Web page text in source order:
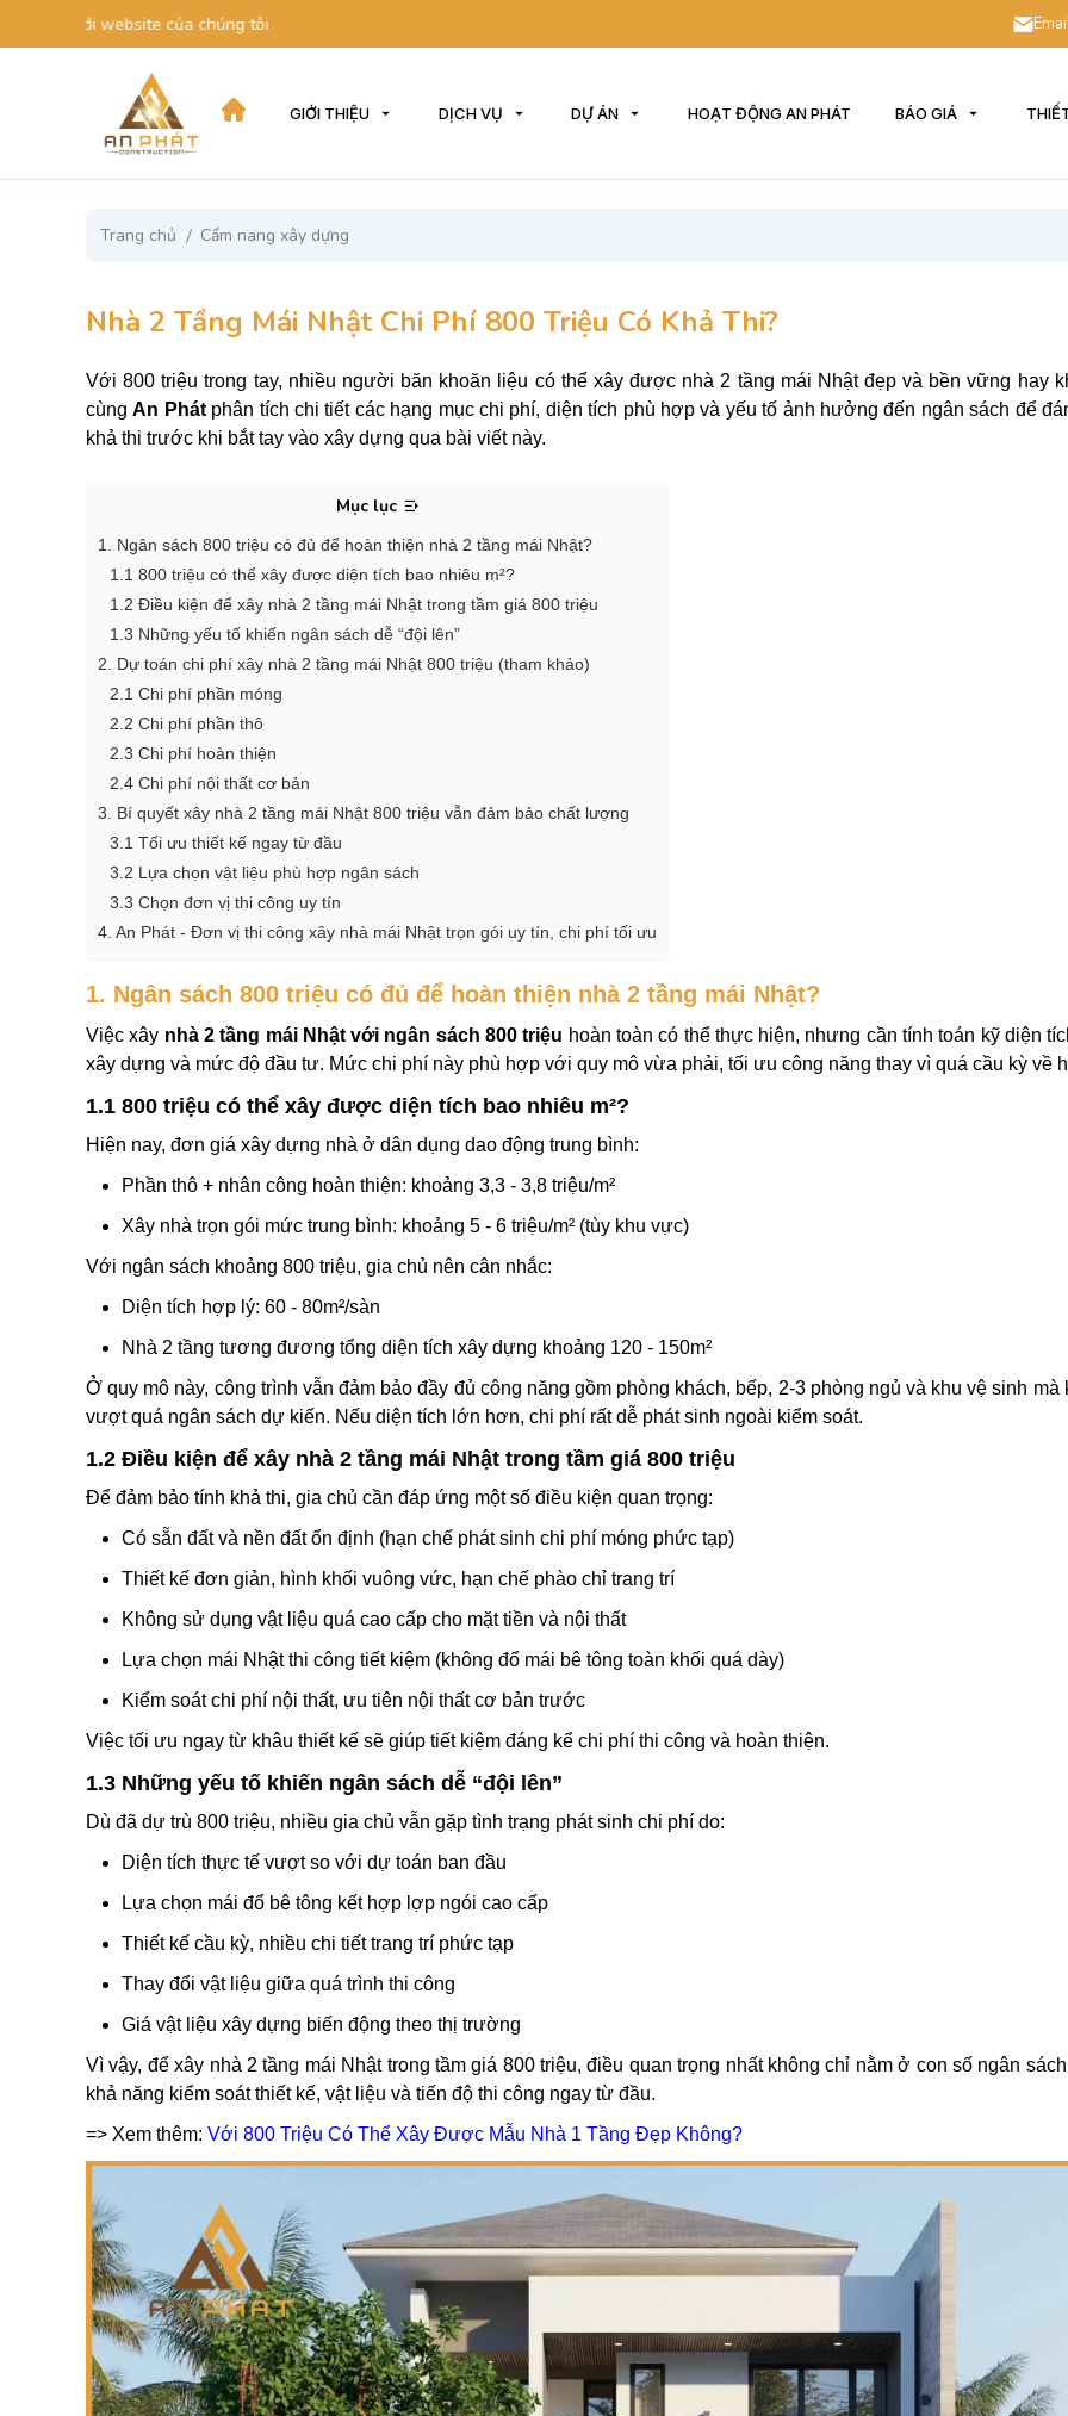
website của chúng tôi
GIỚI THIỆU DỊCH VỤ DỰ ÁN HOẠT ĐỘNG AN PHÁT BÁO GIÁ
Trang chủ Cẩm nang xây dựng
Nhà 2 Tầng Mái Nhật Chi Phí 800 Triệu Có Khả Thi?
Với 800 triệu trong tay, nhiều người băn khoăn liệu có thể xây được nhà 2 tầng mái Nhật đẹp và bền vững hay
cùngAn Phát phân tích chi tiết các hạng mục chi phí, diện tích phù hợp và yếu tố ảnh hưởng đến ngân sách để
khả thi trước khi bắt tay vào xây dựng qua bài viết này.
Mục lục
1. Ngân sách 800 triệu có đủ để hoàn thiện nhà 2 tầng mái Nhật?
1.1 800 triệu có thể xây được diện tích bao nhiêu m²?
1.2 Điều kiện để xây nhà 2 tầng mái Nhật trong tầm giá 800 triệu
1.3 Những yếu tố khiến ngân sách dễ “đội lên”
2. Dự toán chi phí xây nhà 2 tầng mái Nhật 800 triệu (tham khảo)
2.1 Chi phí phần móng
2.2 Chi phí phần thô
2.3 Chi phí hoàn thiện
2.4 Chi phí nội thất cơ bản
3. Bí quyết xây nhà 2 tầng mái Nhật 800 triệu vẫn đảm bảo chất lượng
3.1 Tối ưu thiết kế ngay từ đầu
3.2 Lựa chọn vật liệu phù hợp ngân sách
3.3 Chọn đơn vị thi công uy tín
4. An Phát - Đơn vị thi công xây nhà mái Nhật trọn gói uy tín, chi phí tối ưu
1. Ngân sách 800 triệu có đủ để hoàn thiện nhà 2 tầng mái Nhật?
Việc xây nhà 2 tầng mái Nhật với ngân sách 800 triệu hoàn toàn có thể thực hiện, nhưng cần tính toán kỹ diện
xây dựng và mức độ đầu tư. Mức chi phí này phù hợp với quy mô vừa phải, tối ưu công năng thay vì quá cầu kỳ về
1.1 800 triệu có thể xây được diện tích bao nhiêu m²?
Hiện nay, đơn giá xây dựng nhà ở dân dụng dao động trung bình:
Phần thô + nhân công hoàn thiện: khoảng 3,3 - 3,8 triệu/m²
Xây nhà trọn gói mức trung bình: khoảng 5 - 6 triệu/m² (tùy khu vực)
Với ngân sách khoảng 800 triệu, gia chủ nên cân nhắc:
Diện tích hợp lý: 60 - 80m²/sàn
Nhà 2 tầng tương đương tổng diện tích xây dựng khoảng 120 - 150m²
Ở quy mô này, công trình vẫn đảm bảo đầy đủ công năng gồm phòng khách, bếp, 2-3 phòng ngủ và khu vệ sinh mà
vượt quá ngân sách dự kiến. Nếu diện tích lớn hơn, chi phí rất dễ phát sinh ngoài kiểm soát.
1.2 Điều kiện để xây nhà 2 tầng mái Nhật trong tầm giá 800 triệu
Để đảm bảo tính khả thi, gia chủ cần đáp ứng một số điều kiện quan trọng:
Có sẵn đất và nền đất ổn định (hạn chế phát sinh chi phí móng phức tạp)
Thiết kế đơn giản, hình khối vuông vức, hạn chế phào chỉ trang trí
Không sử dụng vật liệu quá cao cấp cho mặt tiền và nội thất
Lựa chọn mái Nhật thi công tiết kiệm (không đổ mái bê tông toàn khối quá dày)
Kiểm soát chi phí nội thất, ưu tiên nội thất cơ bản trước
Việc tối ưu ngay từ khâu thiết kế sẽ giúp tiết kiệm đáng kể chi phí thi công và hoàn thiện.
1.3 Những yếu tố khiến ngân sách dễ “đội lên”
Dù đã dự trù 800 triệu, nhiều gia chủ vẫn gặp tình trạng phát sinh chi phí do:
Diện tích thực tế vượt so với dự toán ban đầu
Lựa chọn mái đổ bê tông kết hợp lợp ngói cao cấp
Thiết kế cầu kỳ, nhiều chi tiết trang trí phức tạp
Thay đổi vật liệu giữa quá trình thi công
Giá vật liệu xây dựng biến động theo thị trường
Vì vậy, để xây nhà 2 tầng mái Nhật trong tầm giá 800 triệu, điều quan trọng nhất không chỉ nằm ở con số ngân
khả năng kiểm soát thiết kế, vật liệu và tiến độ thi công ngay từ đầu.
=> Xem thêm: Với 800 Triệu Có Thể Xây Được Mẫu Nhà 1 Tầng Đẹp Không?